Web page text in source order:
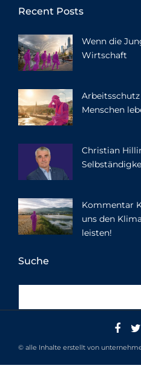
Recent Posts
Wenn die
Wirtschaft
Menschen
Christian
Kommentar
uns den
leisten!
Suche
© alle Inhalte erstellt von